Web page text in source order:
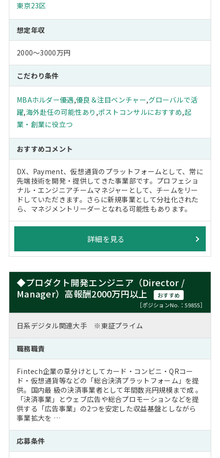
東京23区
想定年収
2000～3000万円
こだわり条件
MBAホルダー優遇,優良＆注目ベンチャー,グローバルで活
躍,海外赴任の可能性あり ,ポストコンサルにおすすめ,起
業・創業に役立つ
おすすめコメント
DX、Payment、仮想通貨のプラットフォームとして、常に
先端技術を開発・提供してきた事業部です。プロフェショ
ナル・エンジニアチームマネジャーとして、チームをリー
ドしていただきます。さらに新規事業として分社化された
ら、マネジメントリーダーとなれる可能性もあります。
詳細を見る
◆プロダクト開発エンジニア（Director /
Manager）高報酬2000万円以上
おすすめ
［ポジションNo.：59855］
日系デジタル関連大手 ※東証プライム
職務職責
Fintech企業の草分けとしてカード・コンビニ・QRコー
ド・仮想通貨等などの「総合決済プラットフォーム」を提
供。国内最 級の決済事業者として年間数兆円規模まで成 。
「決済事業」とウェブ広告や総合プロモーションなどを提
供する「広告事業」の2つを安定した収益基盤としながら
事業拡大を …
応募条件